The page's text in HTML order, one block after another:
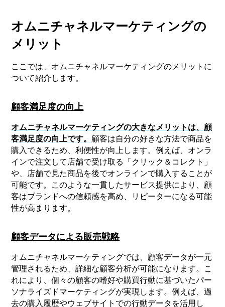
オムニチャネルマーケティングの
メリット
ここでは、オムニチャネルマーケティングのメリットに
ついて紹介します。
顧客満足度の向上
オムニチャネルマーケティングの大きなメリットは、顧
客満足度の向上です。 顧客は自分の好きな方法で商品を
購入できるため、利便性が向上します。例えば、オンラ
インで注文して店舗で受け取る「クリック＆コレクト」
や、店舗で見た商品を後でオンラインで購入することが
可能です。このような一貫したサービス提供により、顧
客はブランドへの信頼感を高め、リピーターになる可能
性が高まります。
顧客データによる販売戦略
オムニチャネルマーケティングでは、顧客データが一元
管理されるため、詳細な顧客分析が可能になります。こ
れにより、個々の顧客の嗜好や購買行動に基づいたパー
ソナライズドマーケティングが実現します。例えば、過
去の購入履歴やウェブサイトでの行動データを活用し